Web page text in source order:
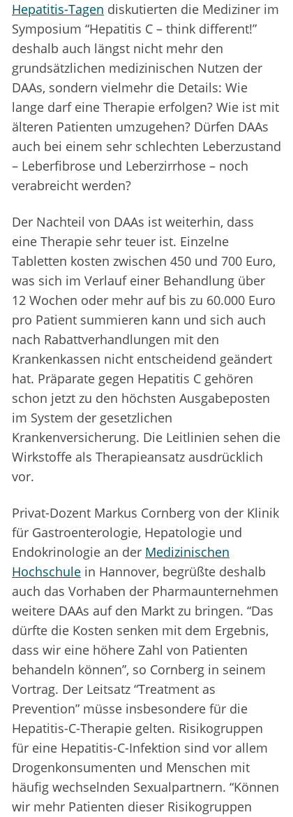
Hepatitis-Tagen diskutierten die Mediziner im
Symposium “Hepatitis C – think different!”
deshalb auch längst nicht mehr den
grundsätzlichen medizinischen Nutzen der
DAAs, sondern vielmehr die Details: Wie
lange darf eine Therapie erfolgen? Wie ist mit
älteren Patienten umzugehen? Dürfen DAAs
auch bei einem sehr schlechten Leberzustand
– Leberfibrose und Leberzirrhose – noch
verabreicht werden?
Der Nachteil von DAAs ist weiterhin, dass
eine Therapie sehr teuer ist. Einzelne
Tabletten kosten zwischen 450 und 700 Euro,
was sich im Verlauf einer Behandlung über
12 Wochen oder mehr auf bis zu 60.000 Euro
pro Patient summieren kann und sich auch
nach Rabattverhandlungen mit den
Krankenkassen nicht entscheidend geändert
hat. Präparate gegen Hepatitis C gehören
schon jetzt zu den höchsten Ausgabeposten
im System der gesetzlichen
Krankenversicherung. Die Leitlinien sehen die
Wirkstoffe als Therapieansatz ausdrücklich
vor.
Privat-Dozent Markus Cornberg von der Klinik
für Gastroenterologie, Hepatologie und
Endokrinologie an der Medizinischen
Hochschule in Hannover, begrüßte deshalb
auch das Vorhaben der Pharmaunternehmen
weitere DAAs auf den Markt zu bringen. “Das
dürfte die Kosten senken mit dem Ergebnis,
dass wir eine höhere Zahl von Patienten
behandeln können”, so Cornberg in seinem
Vortrag. Der Leitsatz “Treatment as
Prevention” müsse insbesondere für die
Hepatitis-C-Therapie gelten. Risikogruppen
für eine Hepatitis-C-Infektion sind vor allem
Drogenkonsumenten und Menschen mit
häufig wechselnden Sexualpartnern. “Können
wir mehr Patienten dieser Risikogruppen